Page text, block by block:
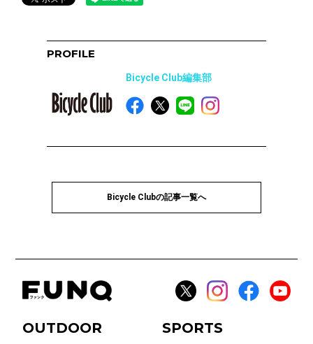
PROFILE
Bicycle Club編集部
Bicycle Clubの記事一覧へ
OUTDOOR
SPORTS